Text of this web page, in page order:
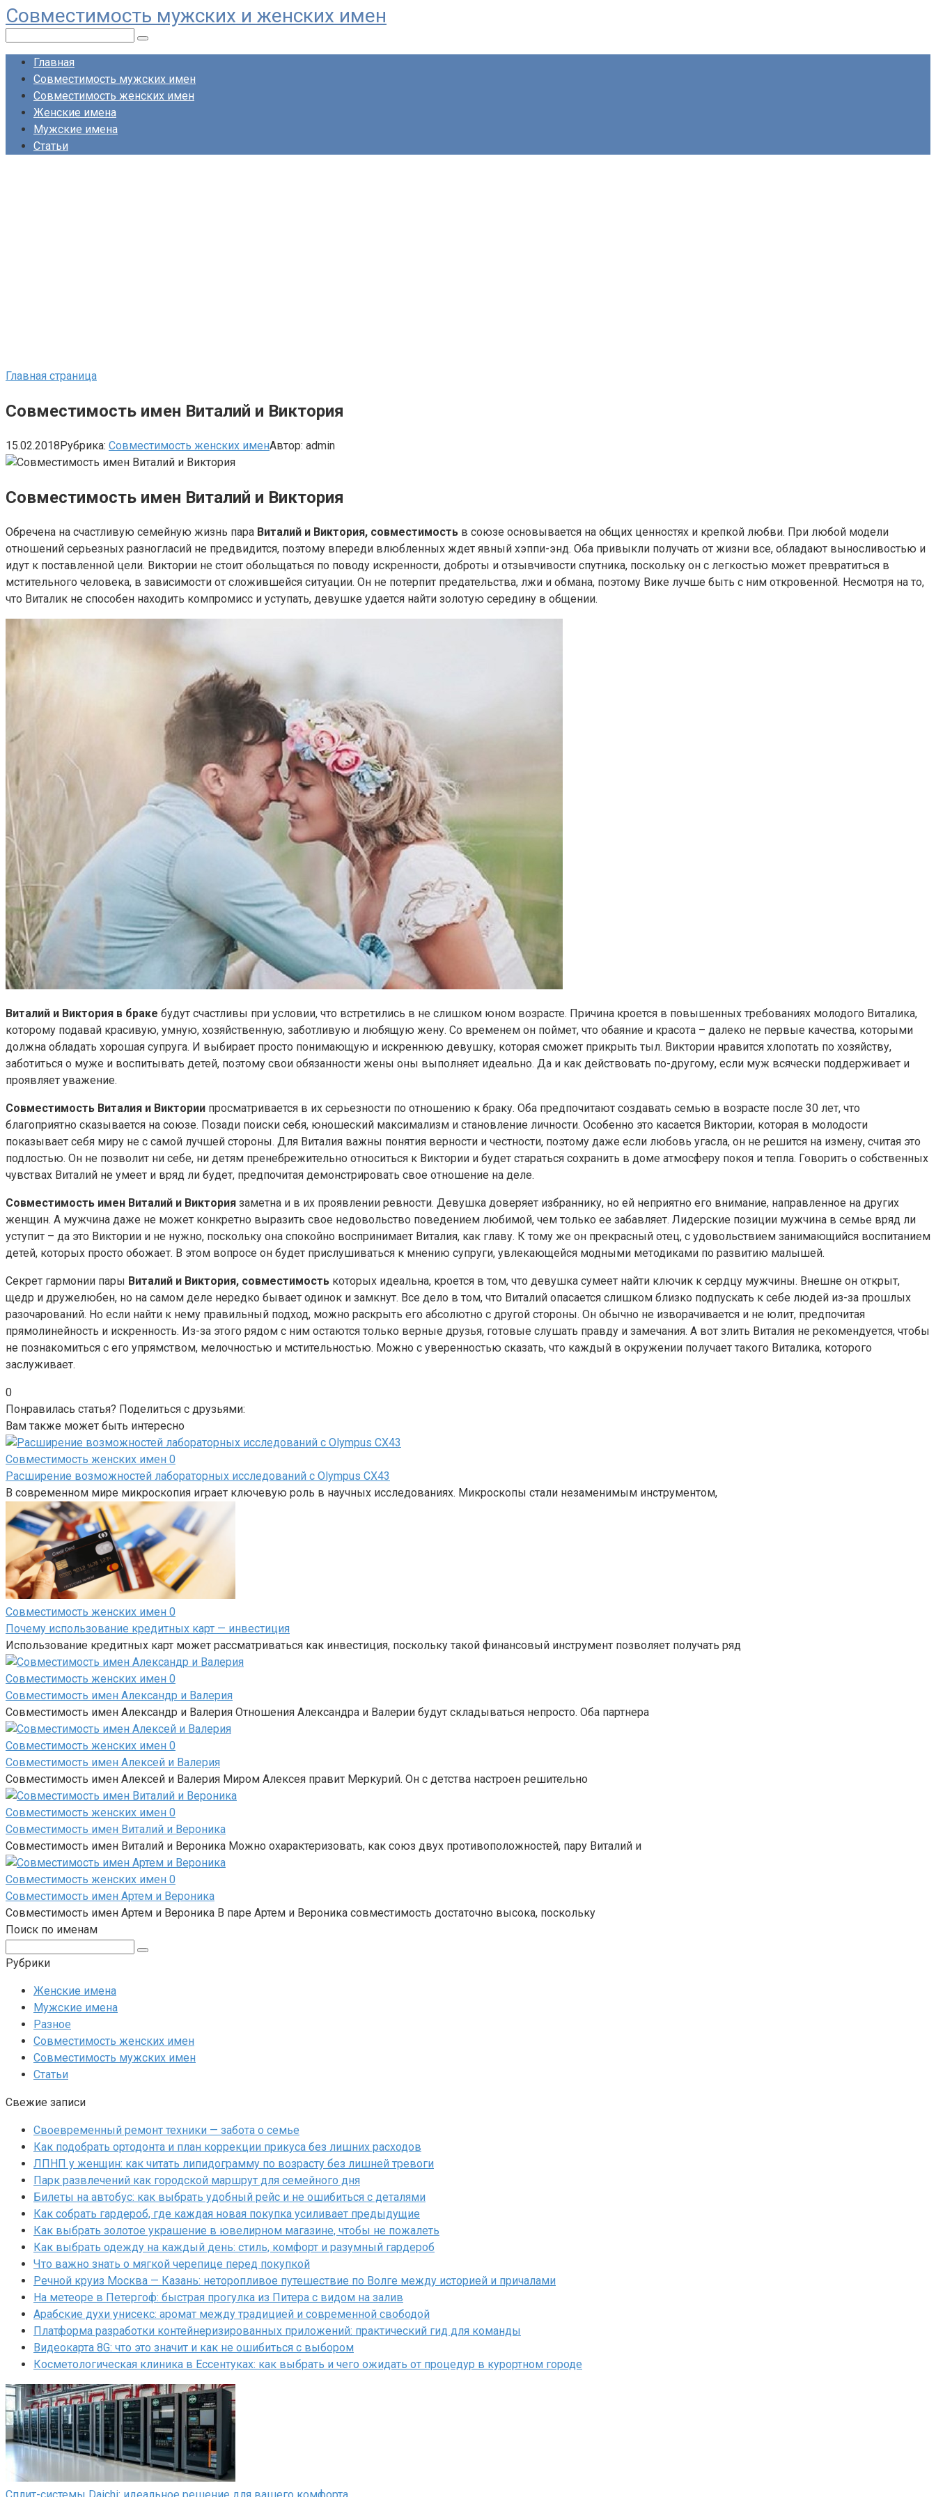
Перейти
к
контенту
Совместимость мужских и женских имен
Главная
Совместимость мужских имен
Совместимость женских имен
Женские имена
Мужские имена
Статьи
Главная страница
Совместимость имен Виталий и Виктория
15.02.2018Рубрика: Совместимость женских именАвтор: admin
Совместимость имен Виталий и Виктория
Обречена на счастливую семейную жизнь пара Виталий и Виктория, совместимость в союзе основывается на общих ценностях и крепкой любви. При любой модели
отношений серьезных разногласий не предвидится, поэтому впереди влюбленных ждет явный хэппи-энд. Оба привыкли получать от жизни все, обладают выносливостью и
идут к поставленной цели. Виктории не стоит обольщаться по поводу искренности, доброты и отзывчивости спутника, поскольку он с легкостью может превратиться в
мстительного человека, в зависимости от сложившейся ситуации. Он не потерпит предательства, лжи и обмана, поэтому Вике лучше быть с ним откровенной. Несмотря на то,
что Виталик не способен находить компромисс и уступать, девушке удается найти золотую середину в общении.
Виталий и Виктория в браке будут счастливы при условии, что встретились в не слишком юном возрасте. Причина кроется в повышенных требованиях молодого Виталика,
которому подавай красивую, умную, хозяйственную, заботливую и любящую жену. Со временем он поймет, что обаяние и красота – далеко не первые качества, которыми
должна обладать хорошая супруга. И выбирает просто понимающую и искреннюю девушку, которая сможет прикрыть тыл. Виктории нравится хлопотать по хозяйству,
заботиться о муже и воспитывать детей, поэтому свои обязанности жены оны выполняет идеально. Да и как действовать по-другому, если муж всячески поддерживает и
проявляет уважение.
Совместимость Виталия и Виктории просматривается в их серьезности по отношению к браку. Оба предпочитают создавать семью в возрасте после 30 лет, что
благоприятно сказывается на союзе. Позади поиски себя, юношеский максимализм и становление личности. Особенно это касается Виктории, которая в молодости
показывает себя миру не с самой лучшей стороны. Для Виталия важны понятия верности и честности, поэтому даже если любовь угасла, он не решится на измену, считая это
подлостью. Он не позволит ни себе, ни детям пренебрежительно относиться к Виктории и будет стараться сохранить в доме атмосферу покоя и тепла. Говорить о собственных
чувствах Виталий не умеет и вряд ли будет, предпочитая демонстрировать свое отношение на деле.
Совместимость имен Виталий и Виктория заметна и в их проявлении ревности. Девушка доверяет избраннику, но ей неприятно его внимание, направленное на других
женщин. А мужчина даже не может конкретно выразить свое недовольство поведением любимой, чем только ее забавляет. Лидерские позиции мужчина в семье вряд ли
уступит – да это Виктории и не нужно, поскольку она спокойно воспринимает Виталия, как главу. К тому же он прекрасный отец, с удовольствием занимающийся воспитанием
детей, которых просто обожает. В этом вопросе он будет прислушиваться к мнению супруги, увлекающейся модными методиками по развитию малышей.
Секрет гармонии пары Виталий и Виктория, совместимость которых идеальна, кроется в том, что девушка сумеет найти ключик к сердцу мужчины. Внешне он открыт,
щедр и дружелюбен, но на самом деле нередко бывает одинок и замкнут. Все дело в том, что Виталий опасается слишком близко подпускать к себе людей из-за прошлых
разочарований. Но если найти к нему правильный подход, можно раскрыть его абсолютно с другой стороны. Он обычно не изворачивается и не юлит, предпочитая
прямолинейность и искренность. Из-за этого рядом с ним остаются только верные друзья, готовые слушать правду и замечания. А вот злить Виталия не рекомендуется, чтобы
не познакомиться с его упрямством, мелочностью и мстительностью. Можно с уверенностью сказать, что каждый в окружении получает такого Виталика, которого
заслуживает.
0
Понравилась статья? Поделиться с друзьями:
Вам также может быть интересно
Совместимость женских имен 0
Расширение возможностей лабораторных исследований с Olympus CX43
В современном мире микроскопия играет ключевую роль в научных исследованиях. Микроскопы стали незаменимым инструментом,
Совместимость женских имен 0
Почему использование кредитных карт — инвестиция
Использование кредитных карт может рассматриваться как инвестиция, поскольку такой финансовый инструмент позволяет получать ряд
Совместимость женских имен 0
Совместимость имен Александр и Валерия
Совместимость имен Александр и Валерия Отношения Александра и Валерии будут складываться непросто. Оба партнера
Совместимость женских имен 0
Совместимость имен Алексей и Валерия
Совместимость имен Алексей и Валерия Миром Алексея правит Меркурий. Он с детства настроен решительно
Совместимость женских имен 0
Совместимость имен Виталий и Вероника
Совместимость имен Виталий и Вероника Можно охарактеризовать, как союз двух противоположностей, пару Виталий и
Совместимость женских имен 0
Совместимость имен Артем и Вероника
Совместимость имен Артем и Вероника В паре Артем и Вероника совместимость достаточно высока, поскольку
Поиск по именам
Рубрики
Женские имена
Мужские имена
Разное
Совместимость женских имен
Совместимость мужских имен
Статьи
Свежие записи
Своевременный ремонт техники — забота о семье
Как подобрать ортодонта и план коррекции прикуса без лишних расходов
ЛПНП у женщин: как читать липидограмму по возрасту без лишней тревоги
Парк развлечений как городской маршрут для семейного дня
Билеты на автобус: как выбрать удобный рейс и не ошибиться с деталями
Как собрать гардероб, где каждая новая покупка усиливает предыдущие
Как выбрать золотое украшение в ювелирном магазине, чтобы не пожалеть
Как выбрать одежду на каждый день: стиль, комфорт и разумный гардероб
Что важно знать о мягкой черепице перед покупкой
Речной круиз Москва — Казань: неторопливое путешествие по Волге между историей и причалами
На метеоре в Петергоф: быстрая прогулка из Питера с видом на залив
Арабские духи унисекс: аромат между традицией и современной свободой
Платформа разработки контейнеризированных приложений: практический гид для команды
Видеокарта 8G: что это значит и как не ошибиться с выбором
Косметологическая клиника в Ессентуках: как выбрать и чего ожидать от процедур в курортном городе
Сплит-системы Daichi: идеальное решение для вашего комфорта